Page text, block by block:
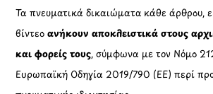
Τα πνευματικά δικαιώματα κάθε άρθρου,
βίντεοανήκουν αποκλειστικά στους
και φορείς τους, σύμφωνα με τον Νόμο
Ευρωπαϊκή Οδηγία 2019/790 (ΕΕ) περί